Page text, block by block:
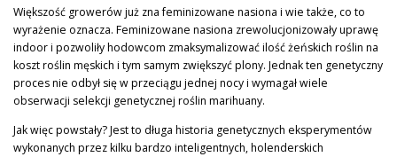
Większość growerów już zna feminizowane nasiona i wie także, co to
wyrażenie oznacza. Feminizowane nasiona zrewolucjonizowały uprawę
indoor i pozwoliły hodowcom zmaksymalizować ilość żeńskich roślin na
koszt roślin męskich i tym samym zwiększyć plony. Jednak ten genetyczny
proces nie odbył się w przeciągu jednej nocy i wymagał wiele
obserwacji selekcji genetycznej roślin marihuany.
Jak więc powstały? Jest to długa historia genetycznych eksperymentów
wykonanych przez kilku bardzo inteligentnych, holenderskich